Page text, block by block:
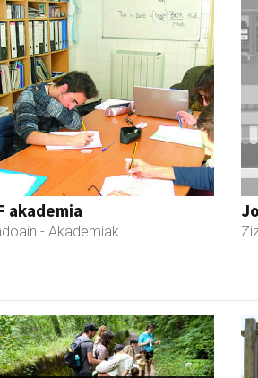
akademia
- Akademiak